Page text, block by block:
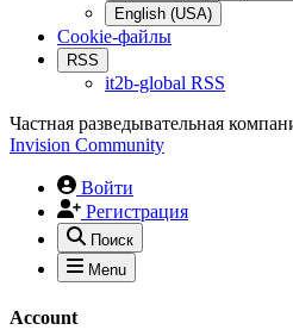
English (USA)
Cookie-файлы
RSS
it2b-global RSS
Частная разведывательная
Invision Community
Войти
Регистрация
Поиск
Menu
Account